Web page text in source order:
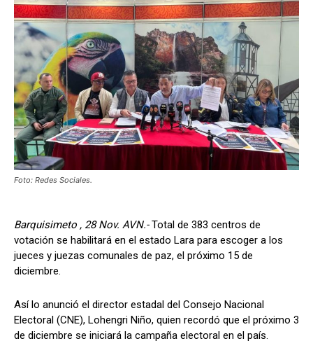
Foto: Redes Sociales.
Barquisimeto , 28 Nov. AVN.-Total de 383 centros de
votación se habilitará en el estado Lara para escoger a los
jueces y juezas comunales de paz, el próximo 15 de
diciembre.
Así lo anunció el director estadal del Consejo Nacional
Electoral (CNE), Lohengri Niño, quien recordó que el próximo 3
de diciembre se iniciará la campaña electoral en el país.